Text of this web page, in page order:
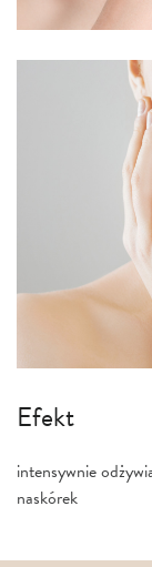
Efekt
intensywnie
naskórek